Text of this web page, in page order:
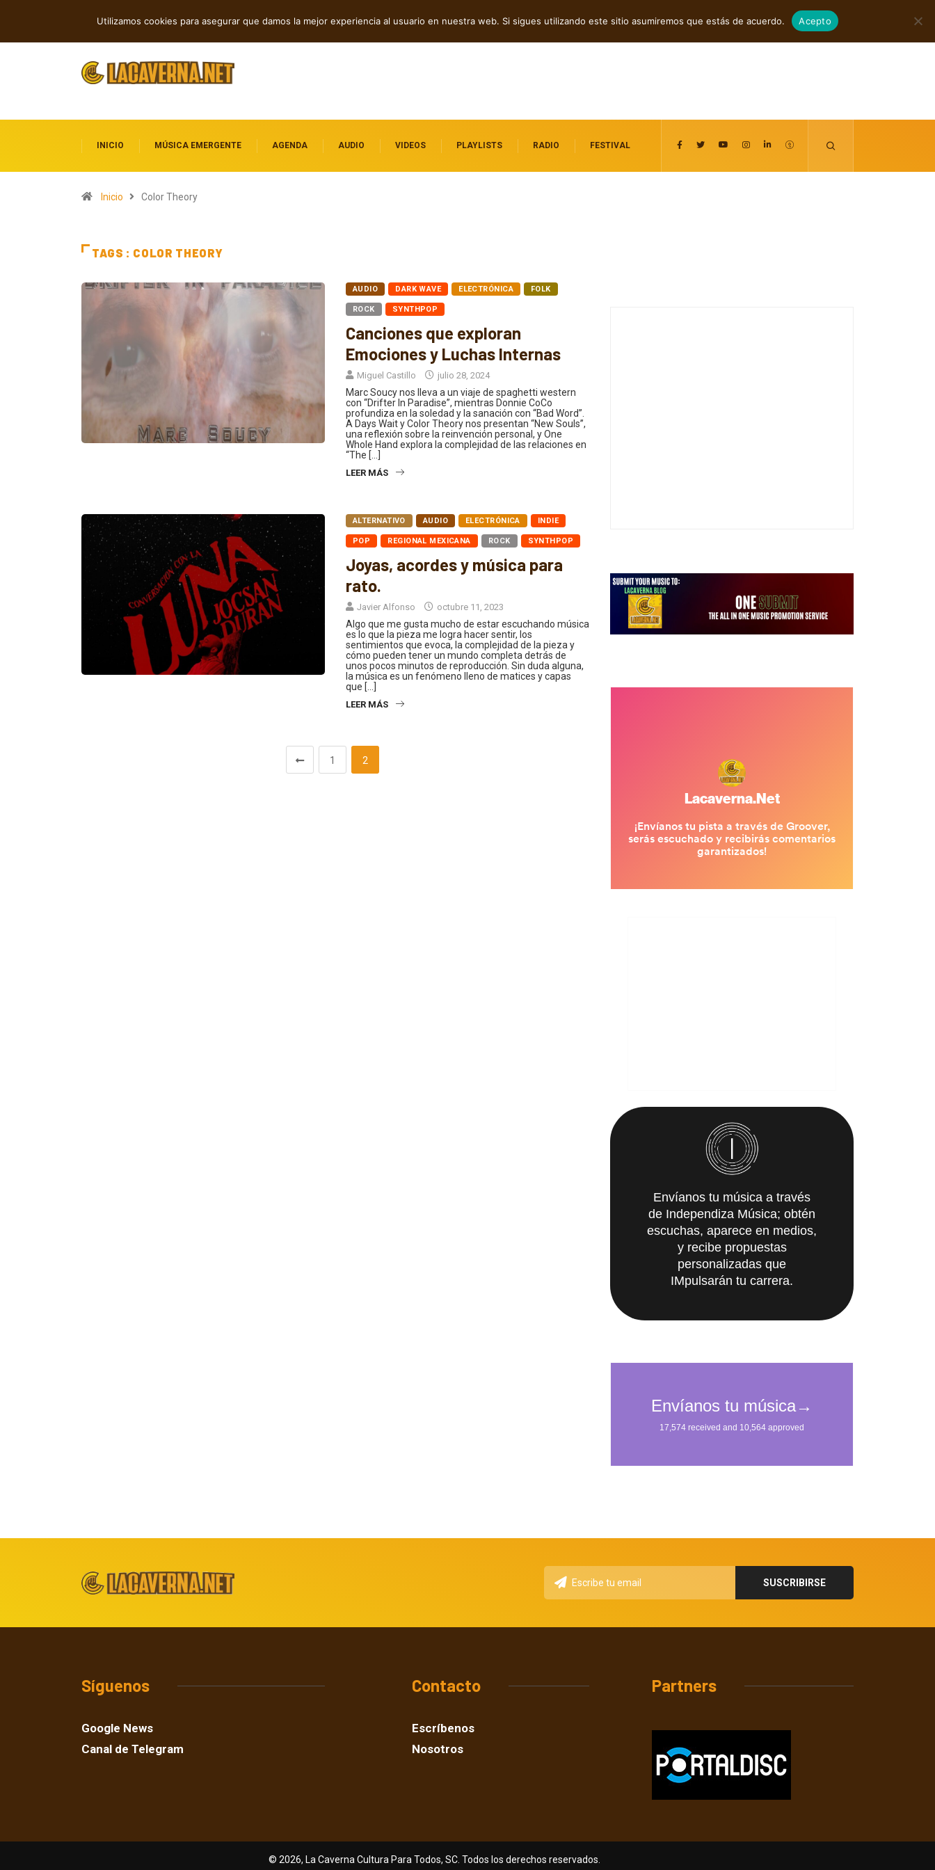
agosto 9, 2026
INICIO MÚSICA EMERGENTE AGENDA AUDIO VIDEOS PLAYLISTS RADIO FESTIVAL
Inicio Color Theory
TAGS : COLOR THEORY
AUDIO DARK WAVE ELECTRÓNICA FOLK
ROCK SYNTHPOP
Canciones que exploran
Emociones y Luchas Internas
Miguel Castillo julio 28, 2024
Marc Soucy nos lleva a un viaje de spaghetti western
con “Drifter In Paradise”, mientras Donnie CoCo
profundiza en la soledad y la sanación con “Bad Word”.
A Days Wait y Color Theory nos presentan “New Souls”,
una reflexión sobre la reinvención personal, y One
Whole Hand explora la complejidad de las relaciones en
“The […]
LEER MÁS
ALTERNATIVO AUDIO ELECTRÓNICA INDIE
POP REGIONAL MEXICANA ROCK SYNTHPOP
Joyas, acordes y música para
rato.
Javier Alfonso octubre 11, 2023
Algo que me gusta mucho de estar escuchando música
es lo que la pieza me logra hacer sentir, los
sentimientos que evoca, la complejidad de la pieza y
cómo pueden tener un mundo completa detrás de
unos pocos minutos de reproducción. Sin duda alguna,
la música es un fenómeno lleno de matices y capas
que […]
LEER MÁS
1 2
Envíanos tu música a través
de Independiza Música; obtén
escuchas, aparece en medios,
y recibe propuestas
personalizadas que
IMpulsarán tu carrera.
Síguenos
Google News
Canal de Telegram
Contacto
Escríbenos
Nosotros
Partners
© 2026, La Caverna Cultura Para Todos, SC. Todos los derechos reservados.
Utilizamos cookies para asegurar que damos la mejor experiencia al usuario en nuestra web. Si sigues utilizando este sitio asumiremos que estás de acuerdo. Acepto